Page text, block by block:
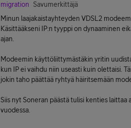
migration
Savumerkittäjä
Minun laajakaistayhteyden VDSL2
Käsittääkseni IP:n tyyppi on dynaaminen
ajan.
Modeemin käyttöliittymästäkin yritin
kun IP ei vaihdu niin useasti kuin olettaisi.
jokin taho päättää ryhtyä häiritsemään
Siis nyt Soneran päästä tulisi kenties
vuodessa.